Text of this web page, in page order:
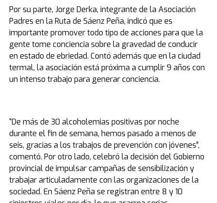
Por su parte, Jorge Derka, integrante de la Asociación
Padres en la Ruta de Sáenz Peña, indicó que es
importante promover todo tipo de acciones para que la
gente tome conciencia sobre la gravedad de conducir
en estado de ebriedad. Contó además que en la ciudad
termal, la asociación está próxima a cumplir 9 años con
un intenso trabajo para generar conciencia.
“De más de 30 alcoholemias positivas por noche
durante el fin de semana, hemos pasado a menos de
seis, gracias a los trabajos de prevención con jóvenes”,
comentó. Por otro lado, celebró la decisión del Gobierno
provincial de impulsar campañas de sensibilización y
trabajar articuladamente con las organizaciones de la
sociedad. En Sáenz Peña se registran entre 8 y 10